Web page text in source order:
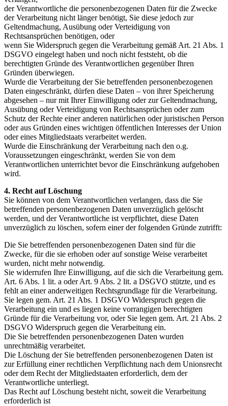
der Verantwortliche die personenbezogenen Daten für die Zwecke
der Verarbeitung nicht länger benötigt, Sie diese jedoch zur
Geltendmachung, Ausübung oder Verteidigung von
Rechtsansprüchen benötigen, oder
wenn Sie Widerspruch gegen die Verarbeitung gemäß Art. 21 Abs. 1
DSGVO eingelegt haben und noch nicht feststeht, ob die
berechtigten Gründe des Verantwortlichen gegenüber Ihren
Gründen überwiegen.
Wurde die Verarbeitung der Sie betreffenden personenbezogenen
Daten eingeschränkt, dürfen diese Daten – von ihrer Speicherung
abgesehen – nur mit Ihrer Einwilligung oder zur Geltendmachung,
Ausübung oder Verteidigung von Rechtsansprüchen oder zum
Schutz der Rechte einer anderen natürlichen oder juristischen Person
oder aus Gründen eines wichtigen öffentlichen Interesses der Union
oder eines Mitgliedstaats verarbeitet werden.
Wurde die Einschränkung der Verarbeitung nach den o.g.
Voraussetzungen eingeschränkt, werden Sie von dem
Verantwortlichen unterrichtet bevor die Einschränkung aufgehoben
wird.
4. Recht auf Löschung
Sie können von dem Verantwortlichen verlangen, dass die Sie
betreffenden personenbezogenen Daten unverzüglich gelöscht
werden, und der Verantwortliche ist verpflichtet, diese Daten
unverzüglich zu löschen, sofern einer der folgenden Gründe zutrifft:
Die Sie betreffenden personenbezogenen Daten sind für die
Zwecke, für die sie erhoben oder auf sonstige Weise verarbeitet
wurden, nicht mehr notwendig.
Sie widerrufen Ihre Einwilligung, auf die sich die Verarbeitung gem.
Art. 6 Abs. 1 lit. a oder Art. 9 Abs. 2 lit. a DSGVO stützte, und es
fehlt an einer anderweitigen Rechtsgrundlage für die Verarbeitung.
Sie legen gem. Art. 21 Abs. 1 DSGVO Widerspruch gegen die
Verarbeitung ein und es liegen keine vorrangigen berechtigten
Gründe für die Verarbeitung vor, oder Sie legen gem. Art. 21 Abs. 2
DSGVO Widerspruch gegen die Verarbeitung ein.
Die Sie betreffenden personenbezogenen Daten wurden
unrechtmäßig verarbeitet.
Die Löschung der Sie betreffenden personenbezogenen Daten ist
zur Erfüllung einer rechtlichen Verpflichtung nach dem Unionsrecht
oder dem Recht der Mitgliedstaaten erforderlich, dem der
Verantwortliche unterliegt.
Das Recht auf Löschung besteht nicht, soweit die Verarbeitung
erforderlich ist